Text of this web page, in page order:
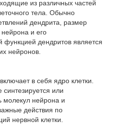
из различных частей
тела. Обычно
дендрита, размер
нейрона и его
дендритов является
нейронов.
в себя ядро клетки.
или
молекул нейрона и
действия по
нервной клетки.